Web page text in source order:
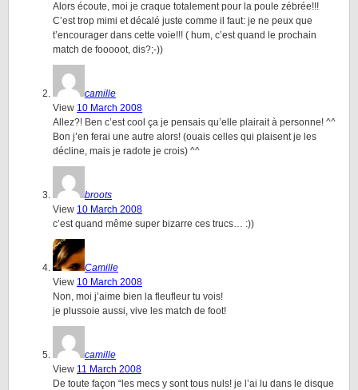
Alors écoute, moi je craque totalement pour la poule zébrée!!!
C’est trop mimi et décalé juste comme il faut: je ne peux que
t’encourager dans cette voie!!! ( hum, c’est quand le prochain
match de fooooot, dis?;-))
camille
View 10 March 2008
Allez?! Ben c’est cool ça je pensais qu’elle plairait à personne! ^^
Bon j’en ferai une autre alors! (ouais celles qui plaisent je les
décline, mais je radote je crois) ^^
broots
View 10 March 2008
c’est quand même super bizarre ces trucs… :))
Camille
View 10 March 2008
Non, moi j’aime bien la fleufleur tu vois!
je plussoie aussi, vive les match de foot!
camille
View 11 March 2008
De toute façon “les mecs y sont tous nuls! je l’ai lu dans le disque